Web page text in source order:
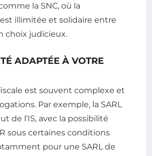
la SNC, où la
illimitée et solidaire entre
choix judicieux.
ADAPTÉE À VOTRE
est souvent complexe et
Par exemple, la SARL
de l’IS, avec la possibilité
sous certaines conditions
pour une SARL de